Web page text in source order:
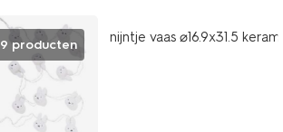
9 producten nijntje vaas ⌀16.9x31.5